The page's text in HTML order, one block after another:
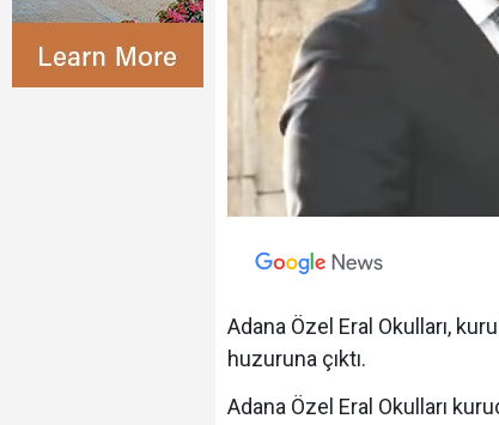
Adana Özel Eral Okulları,
huzuruna çıktı.
Adana Özel Eral Okulları